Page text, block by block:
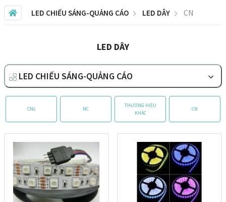
LED CHIẾU SÁNG-QUẢNG CÁO LED DÂY CN
LED DÂY
LED CHIẾU SÁNG-QUẢNG CÁO
CNL NC
THƯƠNG HIỆU
KHÁC
CN